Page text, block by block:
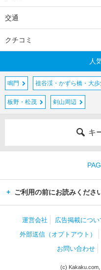
交通
クチコミ
人
鳴門 祖谷渓・かずら橋・大
板野・松茂 剣山周辺
キ
ご利用の前にお読みくださ
運営会社 広告掲載につい
外部送信（オプトアウト）
お問い合わせ
(c) Kakaku.com,